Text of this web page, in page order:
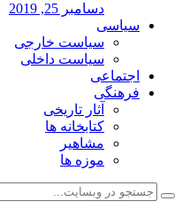
دسامبر 25, 2019
سیاسی
سیاست خارجی
سیاست داخلی
اجتماعی
فرهنگی
آثار تاریخی
کتابخانه ها
مشاهیر
موزه ها